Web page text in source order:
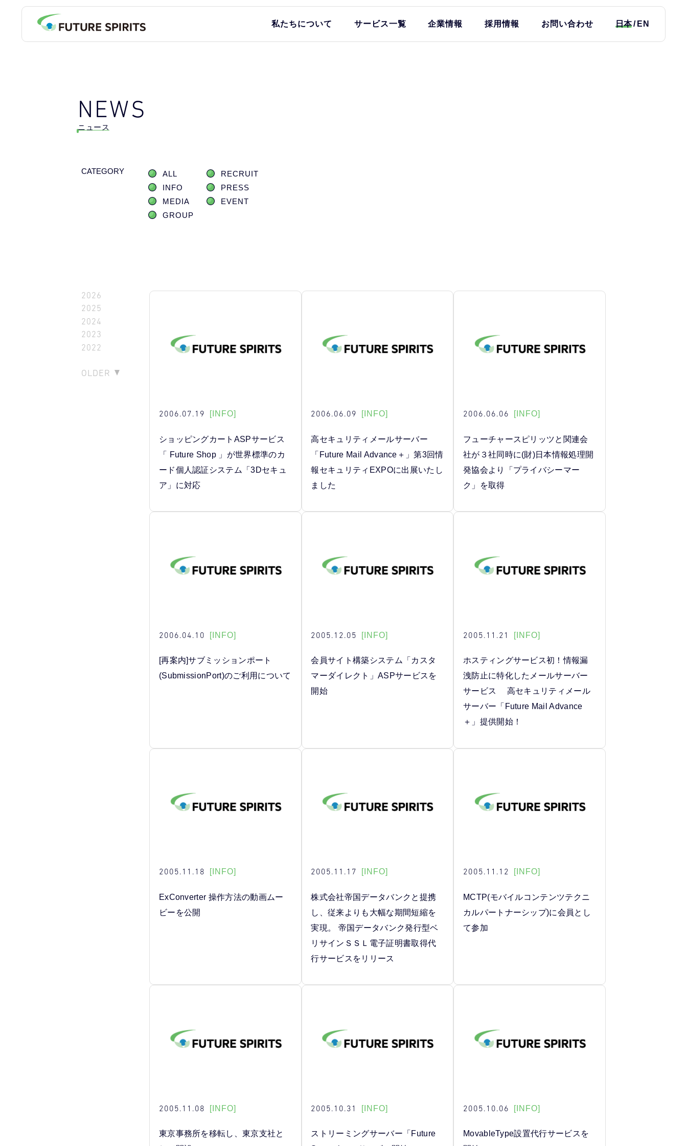
私たちについて サービス一覧 企業情報 採用情報 お問い合わせ 日本 EN
NEWS
ニュース
CATEGORY ALL
RECRUIT
INFO
PRESS
MEDIA
EVENT
GROUP
2026
2025
2024
2023
2022
OLDER
2006.07.19 [INFO]
ショッピングカートASPサービス
「 Future Shop 」が世界標準のカ
ード個人認証システム「3Dセキュ
ア」に対応
2006.06.09 [INFO]
高セキュリティメールサーバー
「Future Mail Advance＋」第3回情
報セキュリティEXPOに出展いたし
ました
2006.06.06 [INFO]
フューチャースピリッツと関連会
社が３社同時に(財)日本情報処理開
発協会より「プライバシーマー
ク」を取得
2006.04.10 [INFO]
[再案内]サブミッションポート
(SubmissionPort)のご利用について
2005.12.05 [INFO]
会員サイト構築システム「カスタ
マーダイレクト」ASPサービスを
開始
2005.11.21 [INFO]
ホスティングサービス初！情報漏
洩防止に特化したメールサーバー
サービス 高セキュリティメール
サーバー「Future Mail Advance
＋」提供開始！
2005.11.18 [INFO]
ExConverter 操作方法の動画ムー
ビーを公開
2005.11.17 [INFO]
株式会社帝国データバンクと提携
し、従来よりも大幅な期間短縮を
実現。 帝国データバンク発行型ベ
リサインＳＳＬ電子証明書取得代
行サービスをリリース
2005.11.12 [INFO]
MCTP(モバイルコンテンツテクニ
カルパートナーシップ)に会員とし
て参加
2005.11.08 [INFO]
東京事務所を移転し、東京支社と
2005.10.31 [INFO]
ストリーミングサーバー「Future
2005.10.06 [INFO]
MovableType設置代行サービスを